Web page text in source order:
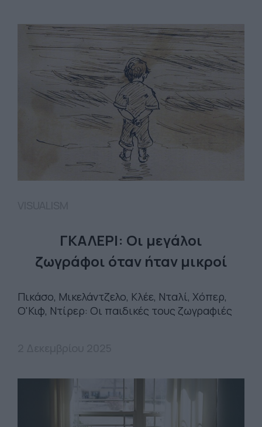
ΓΚΑΛΕΡΙ: Οι μεγάλοι
ζωγράφοι όταν ήταν μικροί
Πικάσο, Μικελάντζελο, Κλέε, Νταλί, Χόπερ,
Ο'Κιφ, Ντίρερ: Οι παιδικές τους ζωγραφιές